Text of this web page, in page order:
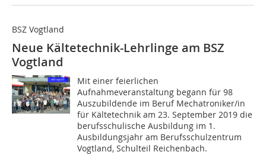
BSZ Vogtland
Neue Kältetechnik-Lehrlinge am BSZ
Vogtland
Mit einer feierlichen
Aufnahmeveranstaltung begann für 98
Auszubildende im Beruf Mechatroniker/in
für Kältetechnik am 23. September 2019 die
berufsschulische Ausbildung im 1.
Ausbildungsjahr am Berufsschulzentrum
Vogtland, Schulteil Reichenbach.